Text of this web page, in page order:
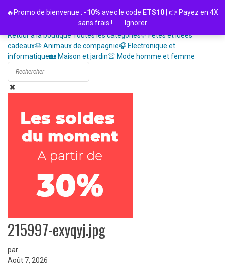
Retour à la boutiqueToutes les catégories✨ Fêtes et idées
cadeaux🐶 Animaux de compagnie🎧 Electronique et
informatique🏡 Maison et jardin👚 Mode homme et femme
215997-exyqyj.jpg
par
Août 7, 2026
🔥Promo de bienvenue : -10% avec le code ETS10 | 👉 Payez en 4X
sans frais !
Ignorer